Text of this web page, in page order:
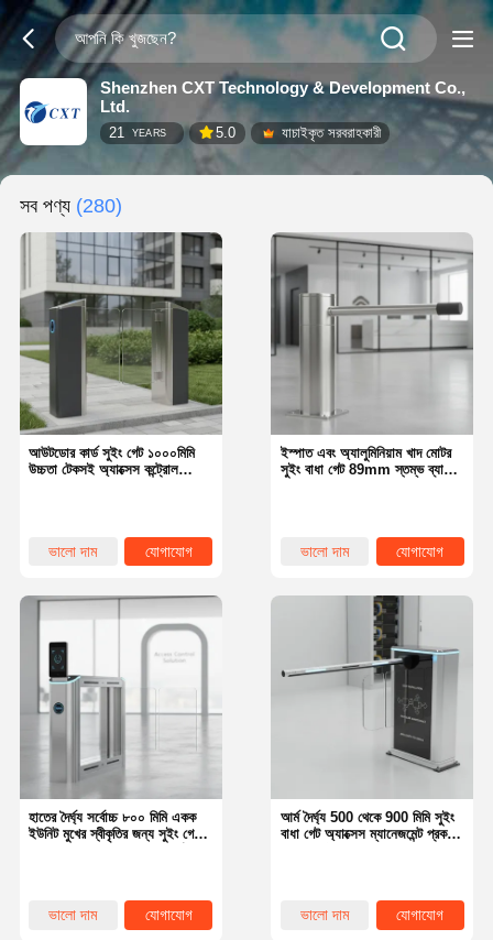
Shenzhen CXT Technology & Development Co.,
Ltd.
21 YEARS 5.0 যাচাইকৃত সরবরাহকারী
সব পণ্য (280)
আউটডোর কার্ড সুইং গেট ১০০০মিমি
উচ্চতা টেকসই অ্যাক্সেস কন্ট্রোল
ভালো দাম যোগাযোগ
ইস্পাত এবং অ্যালুমিনিয়াম খাদ মোটর
সুইং বাধা গেট 89mm স্তম্ভ ব্যাসার্ধ
ভালো দাম যোগাযোগ
হাতের দৈর্ঘ্য সর্বোচ্চ ৮০০ মিমি একক
ইউনিট মুখের স্বীকৃতির জন্য সুইং গেট
ভালো দাম যোগাযোগ
আর্ম দৈর্ঘ্য 500 থেকে 900 মিমি সুইং
বাধা গেট অ্যাক্সেস ম্যানেজমেন্ট প্রকল্পে
ভালো দাম যোগাযোগ